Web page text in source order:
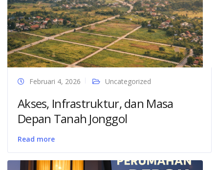
Februari 4, 2026 Uncategorized
Akses, Infrastruktur, dan Masa
Depan Tanah Jonggol
Read more